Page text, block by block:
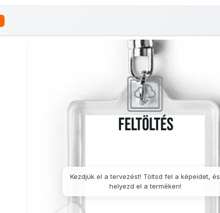
jegyzetfüzet
Borosüveg
póló
Kezdjük el a tervezést! Töltsd fel a képeidet, és
helyezd el a terméken!